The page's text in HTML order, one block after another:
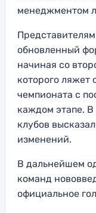
менеджментом
обновленный
начиная со
которого ляжет
чемпионата с
каждом этапе. В
клубов
изменений.
В дальнейшем
команд
официальное